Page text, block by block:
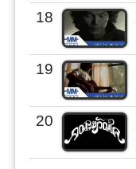
18
19
20